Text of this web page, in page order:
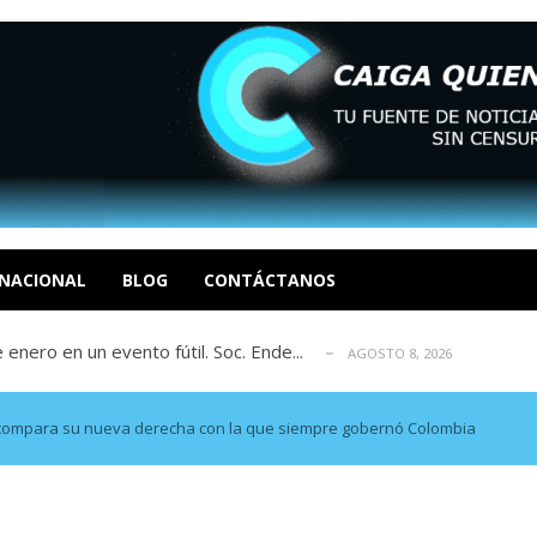
BLOG CONTÁCTANOS
R AGOSTO 8, 2026
Realpolitik y el Desmante... AGOSTO 8, 2026
García AGOSTO 7, 2026
en un evento fútil. Soc. Ende...
Luis Centeno S AGOSTO 8, 2026
R AGOSTO 8, 2026
Realpolitik y el Desmante... AGOSTO 8, 2026
García AGOSTO 7, 2026
en un evento fútil. Soc. Ende...
su nueva derecha con la que siempre gobernó Colombia